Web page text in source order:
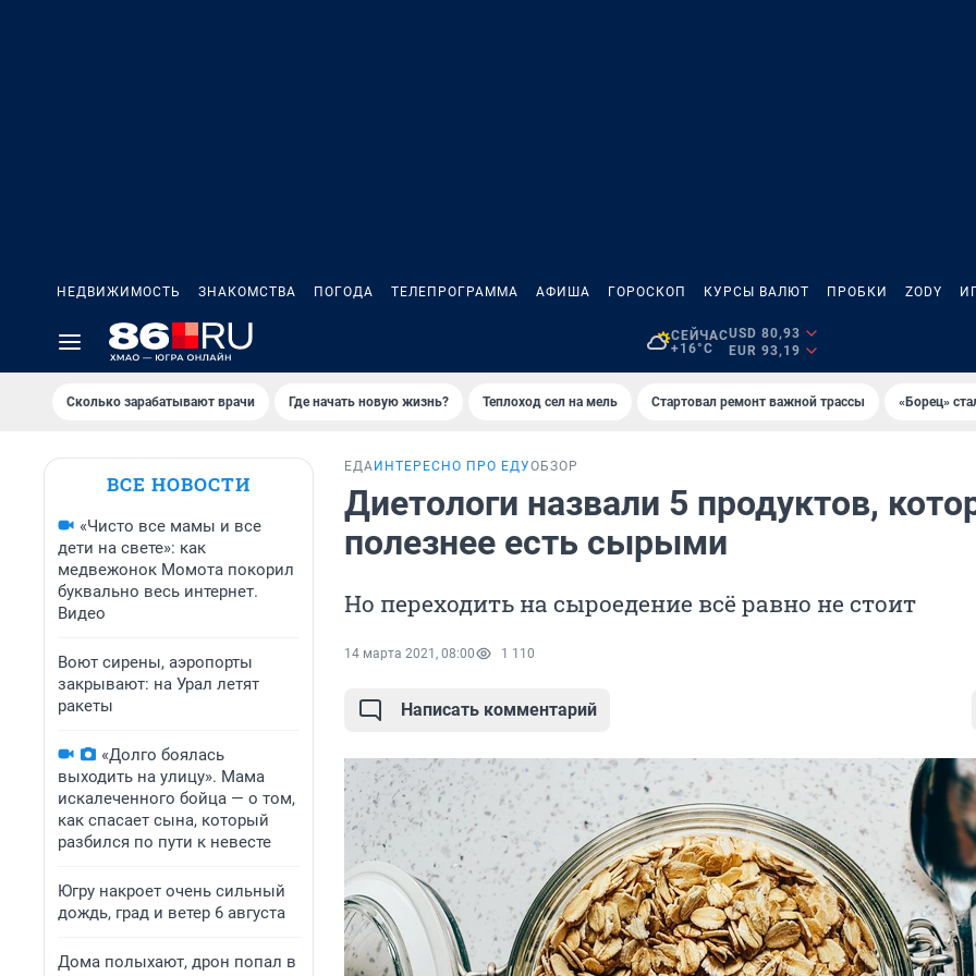
НЕДВИЖИМОСТЬ ЗНАКОМСТВА ПОГОДА ТЕЛЕПРОГРАММА АФИША ГОРОСКОП КУРСЫ ВАЛЮТ ПРОБКИ ZODY
СЕЙЧАС
+16°C
USD 80,93
EUR 93,19
Сколько зарабатывают врачи Где начать новую жизнь? Теплоход сел на мель Стартовал ремонт важной трассы «Борец»
ВСЕ НОВОСТИ
«Чисто все мамы и все
дети на свете»: как
медвежонок Момота покорил
буквально весь интернет.
Видео
Воют сирены, аэропорты
закрывают: на Урал летят
ракеты
«Долго боялась
выходить на улицу». Мама
искалеченного бойца — о том,
как спасает сына, который
разбился по пути к невесте
Югру накроет очень сильный
дождь, град и ветер 6 августа
Дома полыхают, дрон попал в
ЕДА ИНТЕРЕСНО ПРО ЕДУОБЗОР
Диетологи назвали 5 продуктов,
полезнее есть сырыми
Но переходить на сыроедение всё равно не стоит
14 марта 2021, 08:00 1 110
Написать комментарий